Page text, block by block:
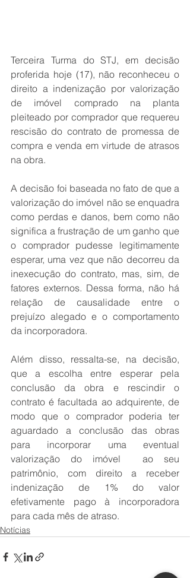
Terceira Turma do STJ, em decisão
proferida hoje (17), não reconheceu o
direito a indenização por valorização
de imóvel comprado na planta
pleiteado por comprador que requereu
rescisão do contrato de promessa de
compra e venda em virtude de atrasos
na obra.
A decisão foi baseada no fato de que a
valorização do imóvel não se enquadra
como perdas e danos, bem como não
significa a frustração de um ganho que
o comprador pudesse legitimamente
esperar, uma vez que não decorreu da
inexecução do contrato, mas, sim, de
fatores externos. Dessa forma, não há
relação de causalidade entre o
prejuízo alegado e o comportamento
da incorporadora.
Além disso, ressalta-se, na decisão,
que a escolha entre esperar pela
conclusão da obra e rescindir o
contrato é facultada ao adquirente, de
modo que o comprador poderia ter
aguardado a conclusão das obras
para incorporar uma eventual
valorização do imóvel  ao seu
patrimônio, com direito a receber
indenização de 1% do valor
efetivamente pago à incorporadora
para cada mês de atraso.
Notícias